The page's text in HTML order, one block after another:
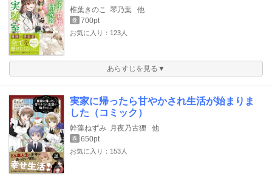
椎葉きのこ 琴乃葉 他
巻 700pt
お気に入り：123人
あらすじを見る▼
実家に帰ったら甘やかされ生活が始まりま
した（コミック）
幹藻ねずみ 月夜乃古狸 他
巻 650pt
お気に入り：153人